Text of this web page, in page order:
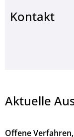
Kontakt
Aktuelle
Offene